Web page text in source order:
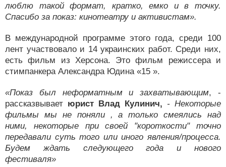
люблю такой формат, кратко, емко и в точку.
Спасибо за показ: кинотеатру и активистам».
В международной программе этого года, среди 100
лент участвовало и 14 украинских работ. Среди них,
есть фильм из Херсона. Это фильм режиссера и
стимпанкера Александра Юдина «15 ».
«Показ был неформатным и захватывающим, -
рассказвывает юрист Влад Кулинич, - Некоторые
фильмы мы не поняли , а только смеялись над
ними, некоторые при своей "короткости" точно
передавали суть того или иного явления/процесса.
Будем ждать следующего года и нового
фестиваля»